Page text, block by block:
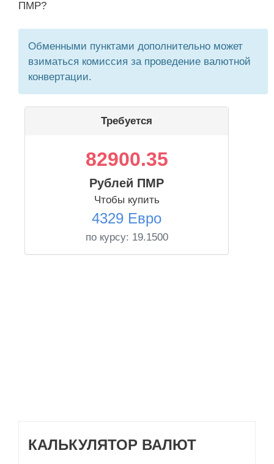
ПМР?
Обменными пунктами дополнительно может
взиматься комиссия за проведение валютной
конвертации.
Требуется
82900.35
Рублей ПМР
Чтобы купить
4329 Евро
по курсу: 19.1500
КАЛЬКУЛЯТОР ВАЛЮТ